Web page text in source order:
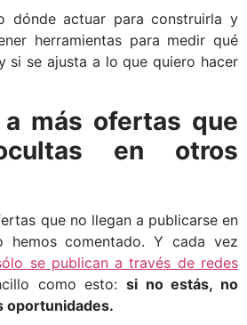
dónde actuar para construirla y
herramientas para medir qué
si se ajusta a lo que quiero hacer
más ofertas que
en otros
que no llegan a publicarse en
hemos comentado. Y cada vez
se publican a través de redes
como esto: si no estás, no
oportunidades.